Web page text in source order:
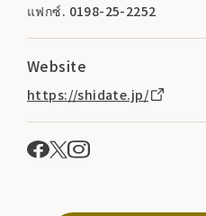
แฟกซ์. 0198-25-2252
Website
https://shidate.jp/